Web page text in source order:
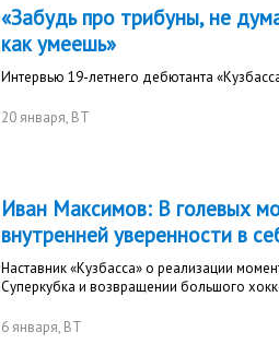
«Забудь про трибуны, не
как умеешь»
Интервью 19-летнего дебютанта
20 января, ВТ
Иван Максимов: В голевых
внутренней уверенности в
Наставник «Кузбасса» о реализации
Суперкубка и возвращении большого
6 января, ВТ